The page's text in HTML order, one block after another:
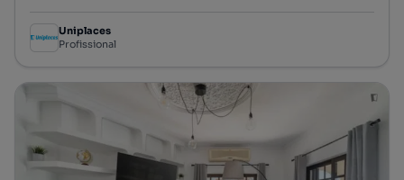
Uniplaces
Profissional